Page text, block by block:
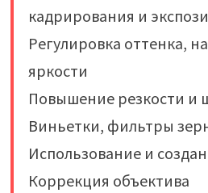
кадрирования и
Регулировка оттенка,
яркости
Повышение резкости и
Виньетки, фильтры
Использование и
Коррекция объектива